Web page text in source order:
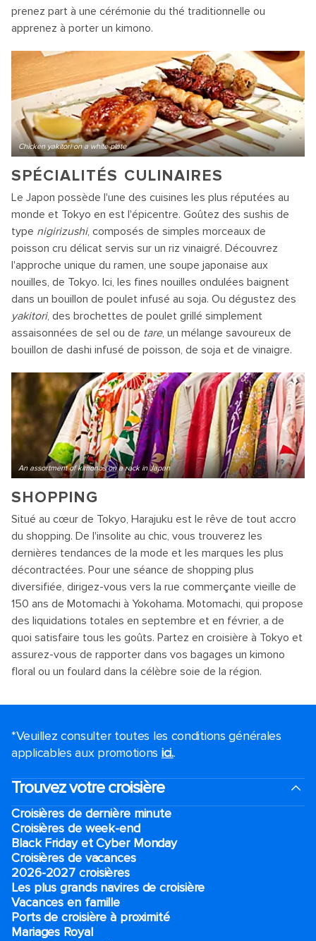
prenez part à une cérémonie du thé traditionnelle ou
apprenez à porter un kimono.
Chicken yakitori on a white plate
SPÉCIALITÉS CULINAIRES
Le Japon possède l'une des cuisines les plus réputées au
monde et Tokyo en est l'épicentre. Goûtez des sushis de
type nigirizushi, composés de simples morceaux de
poisson cru délicat servis sur un riz vinaigré. Découvrez
l'approche unique du ramen, une soupe japonaise aux
nouilles, de Tokyo. Ici, les fines nouilles ondulées baignent
dans un bouillon de poulet infusé au soja. Ou dégustez des
yakitori, des brochettes de poulet grillé simplement
assaisonnées de sel ou de tare, un mélange savoureux de
bouillon de dashi infusé de poisson, de soja et de vinaigre.
An assortment of kimonos on a rack in Japan
SHOPPING
Situé au cœur de Tokyo, Harajuku est le rêve de tout accro
du shopping. De l'insolite au chic, vous trouverez les
dernières tendances de la mode et les marques les plus
décontractées. Pour une séance de shopping plus
diversifiée, dirigez-vous vers la rue commerçante vieille de
150 ans de Motomachi à Yokohama. Motomachi, qui propose
des liquidations totales en septembre et en février, a de
quoi satisfaire tous les goûts. Partez en croisière à Tokyo et
assurez-vous de rapporter dans vos bagages un kimono
floral ou un foulard dans la célèbre soie de la région.
*Veuillez consulter toutes les conditions générales
applicables aux promotions ici..
Trouvez votre croisière
Croisières de dernière minute
Croisières de week-end
Black Friday et Cyber Monday
Croisières de vacances
2026-2027 croisières
Les plus grands navires de croisière
Vacances en famille
Ports de croisière à proximité
Mariages Royal